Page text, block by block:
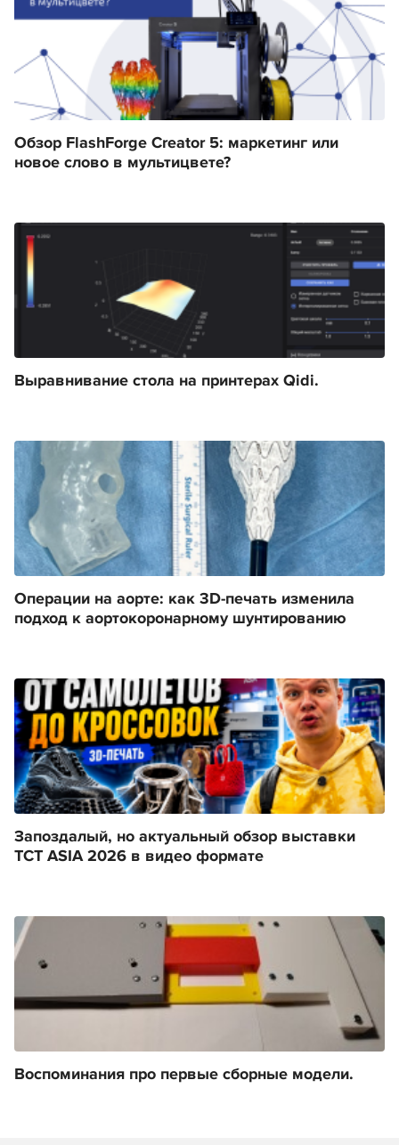
Обзор FlashForge Creator 5: маркетинг или
новое слово в мультицвете?
Выравнивание стола на принтерах Qidi.
Операции на аорте: как 3D-печать изменила
подход к аортокоронарному шунтированию
Запоздалый, но актуальный обзор выставки
TCT ASIA 2026 в видео формате
Воспоминания про первые сборные модели.